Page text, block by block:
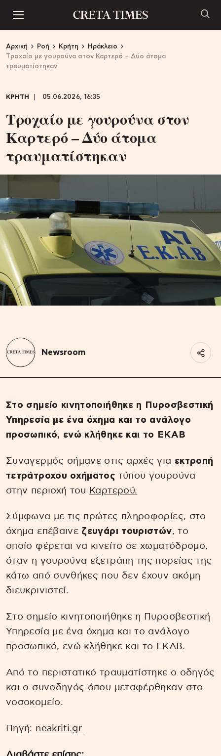
Αρχική Ροή Κρήτη
Ηράκλειο
Tροχαίο με γουρούνα στον Καρτερό – Δύο άτομα
τραυματίστηκαν
ΚΡΗΤΗ 05.06.2026, 16:35
Tροχαίο με γουρούνα στον
Καρτερό – Δύο άτομα
τραυματίστηκαν
Newsroom
Στο σημείο κινητοποιήθηκε η Πυροσβεστική
Υπηρεσία με ένα όχημα και το ανάλογο
προσωπικό, ενώ κλήθηκε και το ΕΚΑΒ
Συναγερμός σήμανε στις αρχές για εκτροπή
τετράτροχου οχήματος τύπου γουρούνα
στην περιοχή του Καρτερού.
Σύμφωνα με τις πρώτες πληροφορίες, στο
όχημα επέβαινε ζευγάρι τουριστών, το
οποίο φέρεται να κινείτο σε χωματόδρομο,
όταν η γουρούνα εξετράπη της πορείας της
κάτω από συνθήκες που δεν έχουν ακόμη
διευκρινιστεί.
Στο σημείο κινητοποιήθηκε η Πυροσβεστική
Υπηρεσία με ένα όχημα και το ανάλογο
προσωπικό, ενώ κλήθηκε και το ΕΚΑΒ.
Από το περιστατικό τραυματίστηκε ο οδηγός
και ο συνοδηγός όπου μεταφέρθηκαν στο
νοσοκομείο.
Πηγή: neakriti.gr